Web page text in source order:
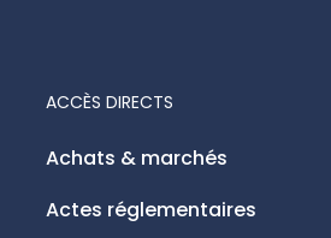
ACCÈS DIRECTS
Achats & marchés
Actes réglementaires